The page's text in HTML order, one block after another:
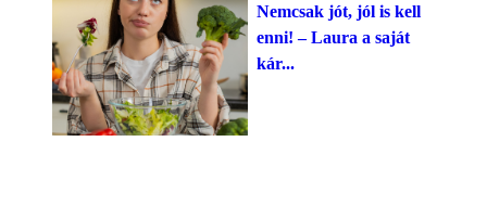
Nemcsak jót, jól is kell
enni! – Laura a saját
kár...